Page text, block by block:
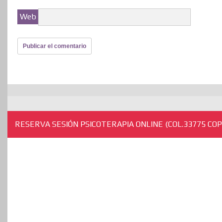
Web
RESERVA SESIÓN PSICOTERAPIA ONLINE (COL.33775